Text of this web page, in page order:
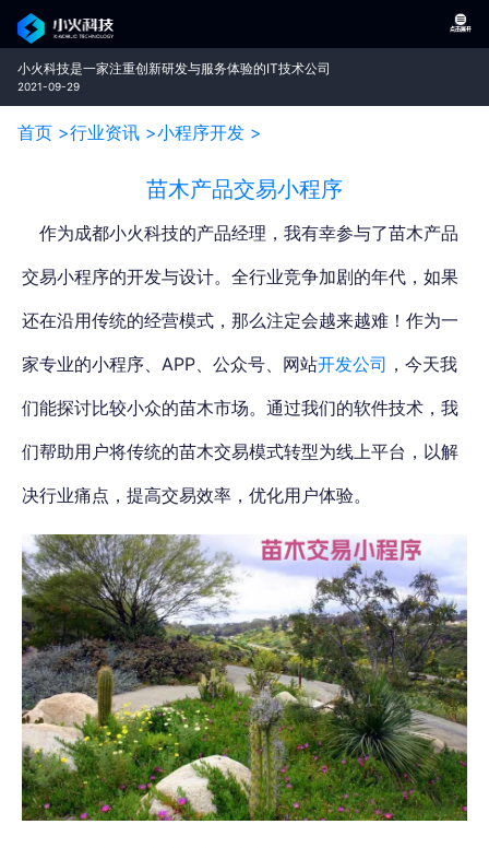
小火科技是一家注重创新研发与服务体验的IT技术公司
2021-09-29
首页 >行业资讯 >小程序开发 >
苗木产品交易小程序
作为成都小火科技的产品经理，我有幸参与了苗木产品
交易小程序的开发与设计。全行业竞争加剧的年代，如果
还在沿用传统的经营模式，那么注定会越来越难！作为一
家专业的小程序、APP、公众号、网站开发公司 ， 今天我
们能探讨比较小众的苗木市场。通过我们的软件技术，我
们帮助用户将传统的苗木交易模式转型为线上平台 ，以解
决行业痛点，提高交易效率， 优化用户体验。